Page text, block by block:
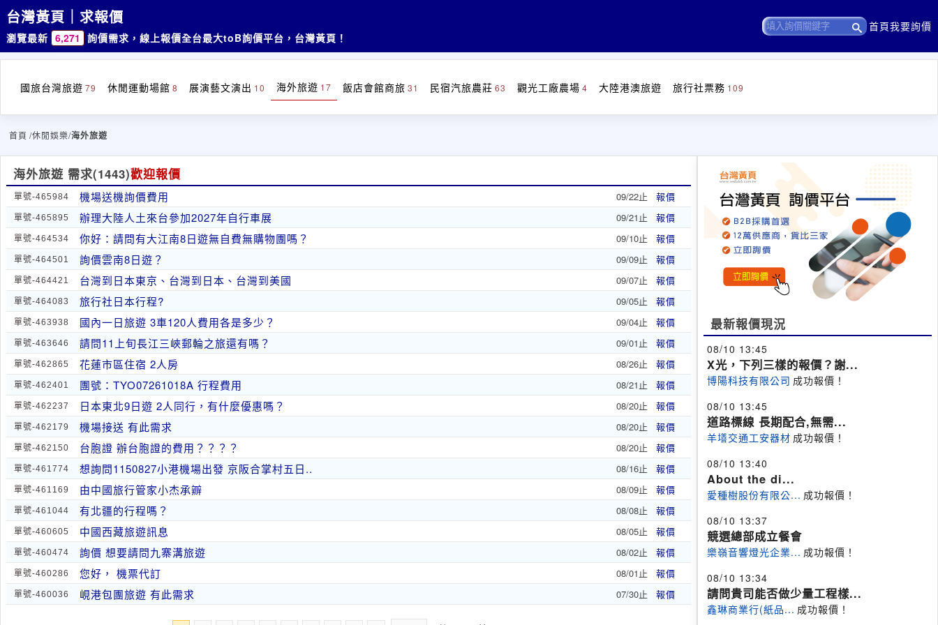
台灣黃頁｜求報價
瀏覽最新 6,271 詢價需求，線上報價全台最大toB詢價平台，台灣黃頁！
首頁我要詢價
國旅台灣旅遊 79 休閒運動場館 8 展演藝文演出 10 海外旅遊 17 飯店會館商旅 31 民宿汽旅農莊 63 觀光工廠農場 4 大陸港澳旅遊 旅行社票務 109
首頁 /休閒娛樂/海外旅遊
海外旅遊 需求(1443)歡迎報價
單號-465984 機場送機詢價費用 09/22止 報價
單號-465895 辦理大陸人土來台參加2027年自行車展 09/21止 報價
單號-464534 你好：請問有大江南8日遊無自費無購物團嗎？ 09/10止 報價
單號-464501 詢價雲南8日遊？ 09/09止 報價
單號-464421 台灣到日本東京、台灣到日本、台灣到美國 09/07止 報價
單號-464083 旅行社日本行程? 09/05止 報價
單號-463938 國內一日旅遊 3車120人費用各是多少？ 09/04止 報價
單號-463646 請問11上旬長江三峽郵輪之旅還有嗎？ 09/01止 報價
單號-462865 花蓮市區住宿 2人房 08/26止 報價
單號-462401 團號：TYO07261018A 行程費用 08/21止 報價
單號-462237 日本東北9日遊 2人同行，有什麼優惠嗎？ 08/20止 報價
單號-462179 機場接送 有此需求 08/20止 報價
單號-462150 台胞證 辦台胞證的費用？？？？ 08/20止 報價
單號-461774 想詢問1150827小港機場出發 京阪合掌村五日.. 08/16止 報價
單號-461169 由中國旅行管家小杰承辧 08/09止 報價
單號-461044 有北疆的行程嗎？ 08/08止 報價
單號-460605 中國西藏旅遊訊息 08/05止 報價
單號-460474 詢價 想要請問九寨溝旅遊 08/02止 報價
單號-460286 您好， 機票代訂 08/01止 報價
單號-460036 峴港包團旅遊 有此需求 07/30止 報價
最新報價現況
08/10 13:45
X光，下列三樣的報價？謝...
博陽科技有限公司 成功報價！
08/10 13:45
道路標線 長期配合,無需...
羊墡交通工安器材 成功報價！
08/10 13:40
About the di...
愛種樹股份有限公... 成功報價！
08/10 13:37
競選總部成立餐會
樂嶺音響燈光企業... 成功報價！
08/10 13:34
請問貴司能否做少量工程樣...
鑫琳商業行(紙品... 成功報價！